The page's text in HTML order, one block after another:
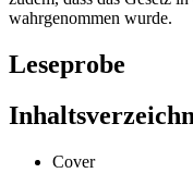
wahrgenommen wurde.
Leseprobe
Cover